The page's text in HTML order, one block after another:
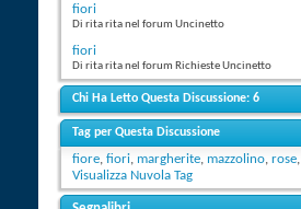
fiori
Di rita rita nel forum Uncinetto
fiori
Di rita rita nel forum Richieste Uncinetto
Chi Ha Letto Questa Discussione: 6
Tag per Questa Discussione
fiore, fiori, margherite, mazzolino, rose,
Visualizza Nuvola Tag